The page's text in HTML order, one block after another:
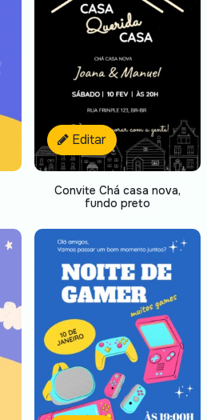
Editar
Convite Chá casa nova,
fundo preto